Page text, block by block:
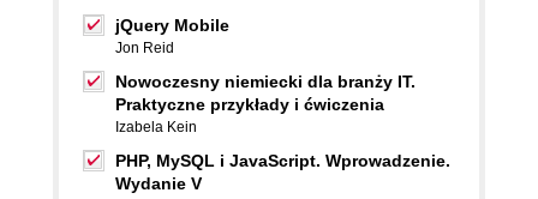
jQuery Mobile
Jon Reid
Nowoczesny niemiecki dla branży IT.
Praktyczne przykłady i ćwiczenia
Izabela Kein
PHP, MySQL i JavaScript. Wprowadzenie.
Wydanie V